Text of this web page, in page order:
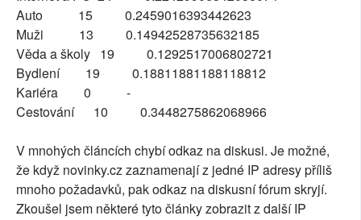
Auto 15 0.2459016393442623
Muži 13 0.14942528735632185
Věda a školy 19 0.1292517006802721
Bydlení 19 0.18811881188118812
Kariéra 0 -
Cestování 10 0.3448275862068966
V mnohých článcích chybí odkaz na diskusi. Je možné,
že když novinky.cz zaznamenají z jedné IP adresy příliš
mnoho požadavků, pak odkaz na diskusní fórum skryjí.
Zkoušel jsem některé tyto články zobrazit z další IP